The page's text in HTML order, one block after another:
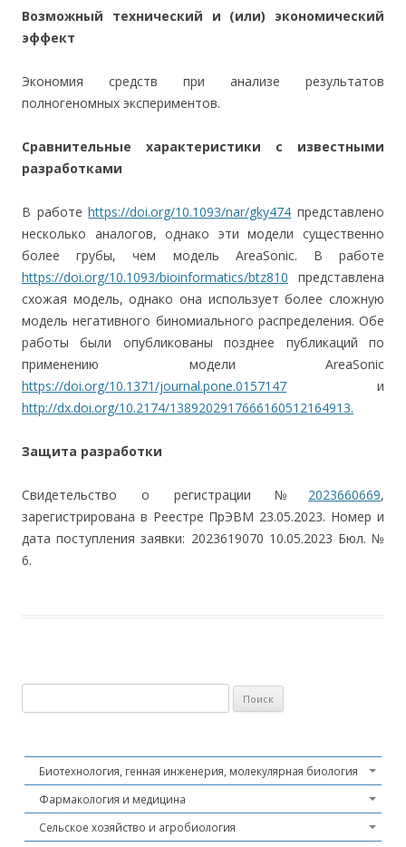
Возможный технический и (или) экономический
эффект
Экономия средств при анализе результатов
полногеномных экспериментов.
Сравнительные характеристики с известными
разработками
В работеhttps://doi.org/10.1093/nar/gky474 представлено
несколько аналогов, однако эти модели существенно
более грубы, чем модель AreaSonic. В работе
https://doi.org/10.1093/bioinformatics/btz810 представлена
схожая модель, однако она использует более сложную
модель негативного биномиального распределения. Обе
работы были опубликованы позднее публикаций по
применению модели AreaSonic
https://doi.org/10.1371/journal.pone.0157147 и
http://dx.doi.org/10.2174/1389202917666160512164913.
Защита разработки
Свидетельство о регистрации № 2023660669,
зарегистрирована в Реестре ПрЭВМ 23.05.2023. Номер и
дата поступления заявки: 2023619070 10.05.2023 Бюл. №
6.
Биотехнология, генная инженерия, молекулярная биология
Фармакология и медицина
Сельское хозяйство и агробиология